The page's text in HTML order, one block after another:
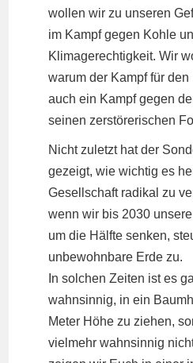
wollen wir zu unseren
im Kampf gegen Kohle
Klimagerechtigkeit. Wir
warum der Kampf für den
auch ein Kampf gegen
seinen zerstörerischen
Nicht zuletzt hat der
gezeigt, wie wichtig es
Gesellschaft radikal zu
wenn wir bis 2030
um die Hälfte senken,
unbewohnbare Erde zu.
In solchen Zeiten ist es
wahnsinnig, in ein
Meter Höhe zu ziehen,
vielmehr wahnsinnig